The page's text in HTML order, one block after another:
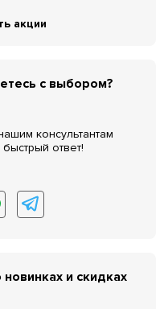
акции
с выбором?
консультантам
ответ!
и скидках